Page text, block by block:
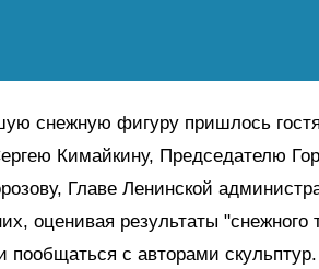
снежную фигуру пришлось
Кимайкину, Председателю
Главе Ленинской
оценивая результаты "снежного
пообщаться с авторами